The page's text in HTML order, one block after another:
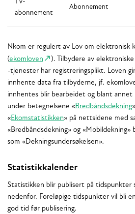
TV-
abonnement
Abonnement
Nkom er regulert av Lov om elektronisk
(ekomloven
). Tilbydere av
-tjenester har registreringsplikt. Loven
innhente data fra tilbyderne, jf.
innhentes blir bearbeidet og blant
under betegnelsene «Bredbåndsdekning
«Ekomstatistikken» på nettsidene med
«Bredbåndsdekning» og
som «Dekningsundersøkelsen».
Statistikkalender
Statistikken blir publisert på tidspunkter
nedenfor. Foreløpige tidspunkter vil bli
god tid før publisering.